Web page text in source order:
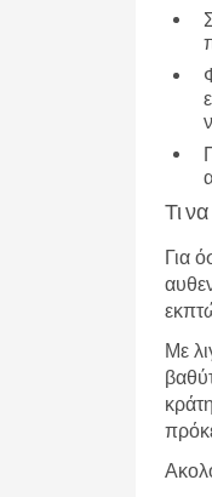
Τι
Για
Με